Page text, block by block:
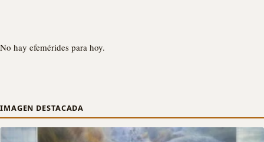
No hay efemérides para hoy.
IMAGEN DESTACADA